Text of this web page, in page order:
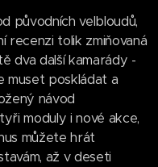
původních velbloudů,
recenzi tolik zmiňovaná
dva další kamarády -
muset poskládat a
návod
moduly i nové akce,
můžete hrát
až v deseti